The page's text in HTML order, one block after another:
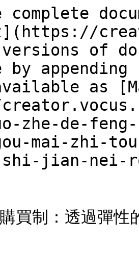
versions of
by
as
zhe-de-
mai-zhi-
shi-jian-nei-
買制：透過彈性